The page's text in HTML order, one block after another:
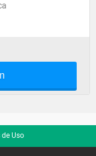
Uso